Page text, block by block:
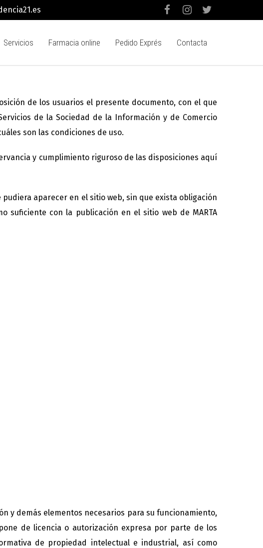
Servicios Farmacia online Pedido Exprés Contacta
de los usuarios el presente documento, con el que
de la Sociedad de la Información y de Comercio
son las condiciones de uso.
y cumplimiento riguroso de las disposiciones aquí
pudiera aparecer en el sitio web, sin que exista obligación
suficiente con la publicación en el sitio web de MARTA
y demás elementos necesarios para su funcionamiento,
de licencia o autorización expresa por parte de los
de propiedad intelectual e industrial, así como